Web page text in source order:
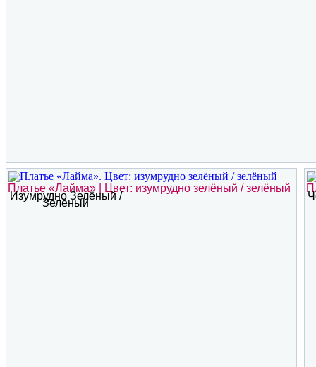
Платье «Лайма» | Цвет: изумрудно зелёный / зелёный
Изумрудно Зелёный /
Зелёный